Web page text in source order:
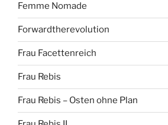
Femme Nomade
Forwardtherevolution
Frau Facettenreich
Frau Rebis
Frau Rebis – Osten ohne Plan